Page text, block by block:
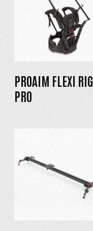
PROAIM FLEXI RIG
PRO